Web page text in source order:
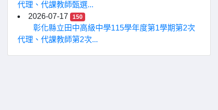
代理、代課教師甄選...
2026-07-17
150
彰化縣立田中高級中學115學年度第1學期第2次
代理、代課教師第2次...